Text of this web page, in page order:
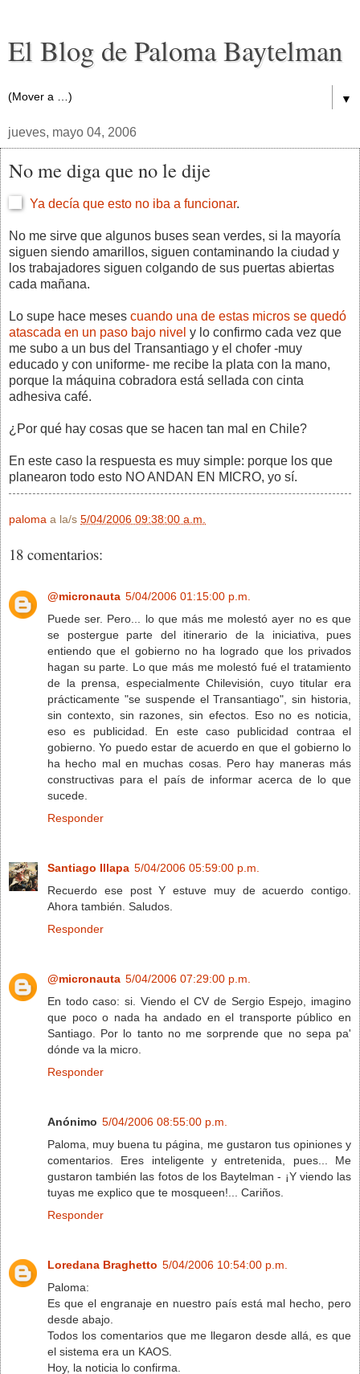
El Blog de Paloma Baytelman
▼
jueves, mayo 04, 2006
No me diga que no le dije
Ya decía que esto no iba a funcionar.
No me sirve que algunos buses sean verdes, si la mayoría
siguen siendo amarillos, siguen contaminando la ciudad y
los trabajadores siguen colgando de sus puertas abiertas
cada mañana.
Lo supe hace meses cuando una de estas micros se quedó
atascada en un paso bajo nivel y lo confirmo cada vez que
me subo a un bus del Transantiago y el chofer -muy
educado y con uniforme- me recibe la plata con la mano,
porque la máquina cobradora está sellada con cinta
adhesiva café.
¿Por qué hay cosas que se hacen tan mal en Chile?
En este caso la respuesta es muy simple: porque los que
planearon todo esto NO ANDAN EN MICRO, yo sí.
paloma a la/s 5/04/2006 09:38:00 a.m.
18 comentarios:
@micronauta 5/04/2006 01:15:00 p.m.
Puede ser. Pero... lo que más me molestó ayer no es que
se postergue parte del itinerario de la iniciativa, pues
entiendo que el gobierno no ha logrado que los privados
hagan su parte. Lo que más me molestó fué el tratamiento
de la prensa, especialmente Chilevisión, cuyo titular era
prácticamente "se suspende el Transantiago", sin historia,
sin contexto, sin razones, sin efectos. Eso no es noticia,
eso es publicidad. En este caso publicidad contraa el
gobierno. Yo puedo estar de acuerdo en que el gobierno lo
ha hecho mal en muchas cosas. Pero hay maneras más
constructivas para el país de informar acerca de lo que
sucede.
Responder
Santiago Illapa 5/04/2006 05:59:00 p.m.
Recuerdo ese post Y estuve muy de acuerdo contigo.
Ahora también. Saludos.
Responder
@micronauta 5/04/2006 07:29:00 p.m.
En todo caso: si. Viendo el CV de Sergio Espejo, imagino
que poco o nada ha andado en el transporte público en
Santiago. Por lo tanto no me sorprende que no sepa pa'
dónde va la micro.
Responder
Anónimo 5/04/2006 08:55:00 p.m.
Paloma, muy buena tu página, me gustaron tus opiniones y
comentarios. Eres inteligente y entretenida, pues... Me
gustaron también las fotos de los Baytelman - ¡Y viendo las
tuyas me explico que te mosqueen!... Cariños.
Responder
Loredana Braghetto 5/04/2006 10:54:00 p.m.
Paloma:
Es que el engranaje en nuestro país está mal hecho, pero
desde abajo.
Todos los comentarios que me llegaron desde allá, es que
el sistema era un KAOS.
Hoy, la noticia lo confirma.